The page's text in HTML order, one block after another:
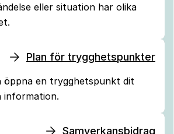
eller situation har olika
Plan för trygghetspunkter
öppna en trygghetspunkt dit
information.
Samverkansbidrag